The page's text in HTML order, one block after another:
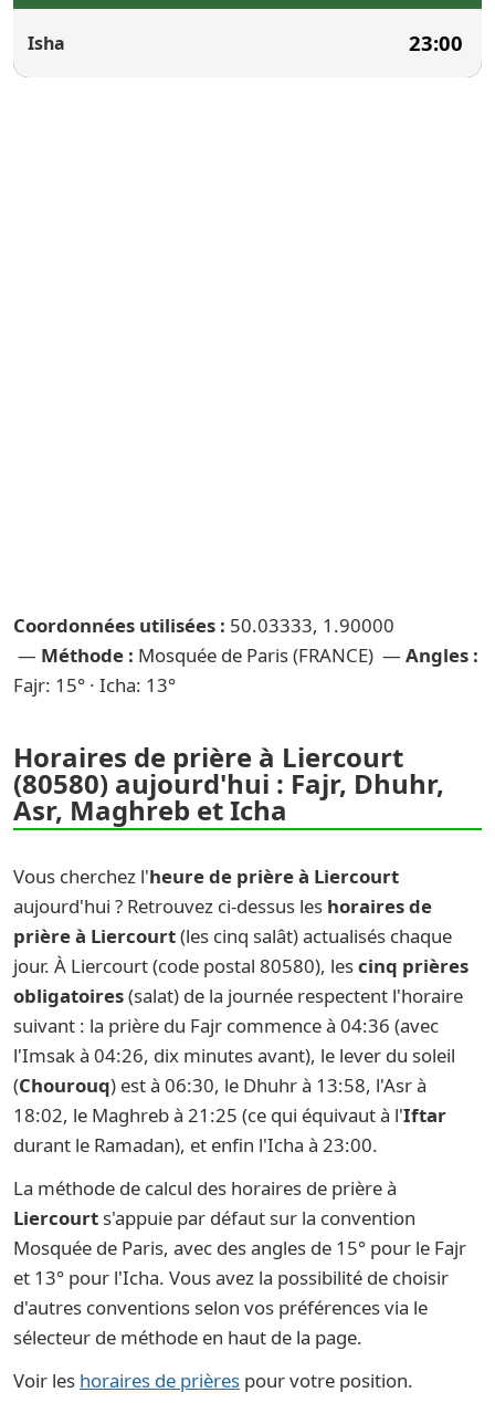
Isha 23:00
Coordonnées utilisées : 50.03333, 1.90000
— Méthode : Mosquée de Paris (FRANCE) — Angles :
Fajr: 15° · Icha: 13°
Horaires de prière à Liercourt
(80580) aujourd'hui : Fajr, Dhuhr,
Asr, Maghreb et Icha
Vous cherchez l'heure de prière à Liercourt
aujourd'hui ? Retrouvez ci-dessus les horaires de
prière à Liercourt(les cinq salât) actualisés chaque
jour. À Liercourt (code postal 80580), lescinq prières
obligatoires(salat) de la journée respectent l'horaire
suivant : la prière du Fajr commence à 04:36 (avec
l'Imsak à 04:26, dix minutes avant), le lever du soleil
(Chourouq) est à 06:30, le Dhuhr à 13:58, l'Asr à
18:02, le Maghreb à 21:25 (ce qui équivaut à l'Iftar
durant le Ramadan), et enfin l'Icha à 23:00.
La méthode de calcul des horaires de prière à
Liercourt s'appuie par défaut sur la convention
Mosquée de Paris, avec des angles de 15° pour le Fajr
et 13° pour l'Icha. Vous avez la possibilité de choisir
d'autres conventions selon vos préférences via le
sélecteur de méthode en haut de la page.
Voir les horaires de prières pour votre position.